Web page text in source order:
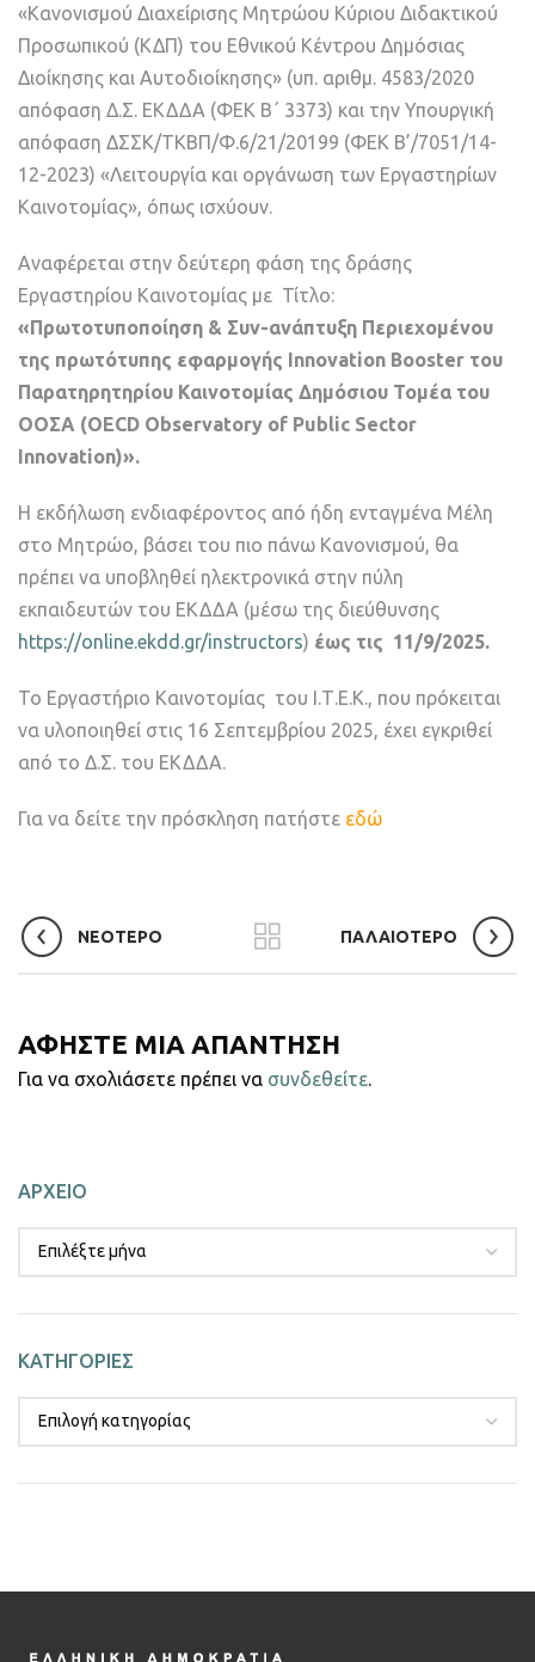
«Κανονισμού Διαχείρισης Μητρώου Κύριου Διδακτικού
Προσωπικού (ΚΔΠ) του Εθνικού Κέντρου Δημόσιας
Διοίκησης και Αυτοδιοίκησης» (υπ. αριθμ. 4583/2020
απόφαση Δ.Σ. ΕΚΔΔΑ (ΦΕΚ B΄ 3373) και την Υπουργική
απόφαση ΔΣΣΚ/ΤΚΒΠ/Φ.6/21/20199 (ΦΕΚ Β’/7051/14-
12-2023) «Λειτουργία και οργάνωση των Εργαστηρίων
Καινοτομίας», όπως ισχύουν.
Αναφέρεται στην δεύτερη φάση της δράσης
Εργαστηρίου Καινοτομίας με Τίτλο:
«Πρωτοτυποποίηση & Συν-ανάπτυξη Περιεχομένου
της πρωτότυπης εφαρμογής Innovation Booster του
Παρατηρητηρίου Καινοτομίας Δημόσιου Τομέα του
ΟΟΣΑ (OECD Observatory of Public Sector
Innovation)».
Η εκδήλωση ενδιαφέροντος από ήδη ενταγμένα Μέλη
στο Μητρώο, βάσει του πιο πάνω Κανονισμού, θα
πρέπει να υποβληθεί ηλεκτρονικά στην πύλη
εκπαιδευτών του ΕΚΔΔΑ (μέσω της διεύθυνσης
https://online.ekdd.gr/instructors) έως τις 11/9/2025.
Το Εργαστήριο Καινοτομίας του Ι.Τ.Ε.Κ., που πρόκειται
να υλοποιηθεί στις 16 Σεπτεμβρίου 2025, έχει εγκριθεί
από το Δ.Σ. του ΕΚΔΔΑ.
Για να δείτε την πρόσκληση πατήστε εδώ
ΝΕΟΤΕΡΟ ΠΑΛΑΙΟΤΕΡΟ
ΑΦΗΣΤΕ ΜΙΑ ΑΠΑΝΤΗΣΗ
Για να σχολιάσετε πρέπει να συνδεθείτε.
ΑΡΧΕΙΟ
ΚΑΤΗΓΟΡΙΕΣ